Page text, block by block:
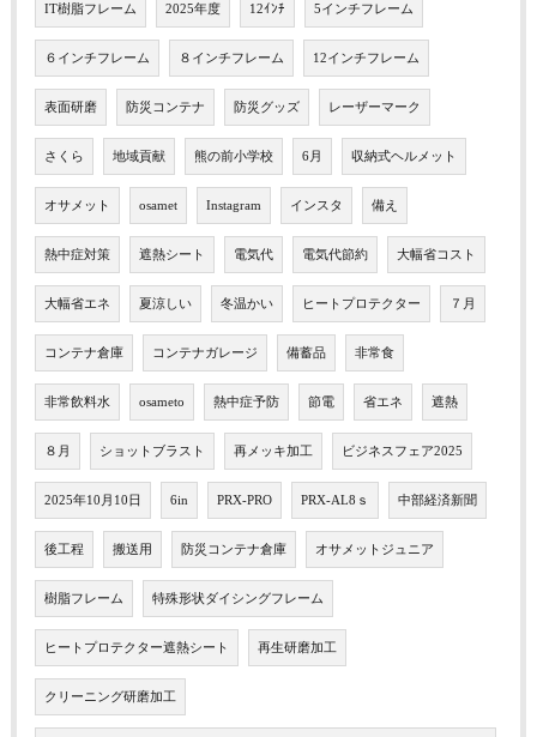
IT樹脂フレーム 2025年度 12ｲﾝﾁ 5インチフレーム
６インチフレーム ８インチフレーム 12インチフレーム
表面研磨 防災コンテナ 防災グッズ レーザーマーク
さくら 地域貢献 熊の前小学校 6月 収納式ヘルメット
オサメット osamet Instagram インスタ 備え
熱中症対策 遮熱シート 電気代 電気代節約 大幅省コスト
大幅省エネ 夏涼しい 冬温かい ヒートプロテクター ７月
コンテナ倉庫 コンテナガレージ 備蓄品 非常食
非常飲料水 osameto 熱中症予防 節電 省エネ 遮熱
８月 ショットブラスト 再メッキ加工 ビジネスフェア2025
2025年10月10日 6in PRX-PRO PRX-AL8ｓ 中部経済新聞
後工程 搬送用 防災コンテナ倉庫 オサメットジュニア
樹脂フレーム 特殊形状ダイシングフレーム
ヒートプロテクター遮熱シート 再生研磨加工
クリーニング研磨加工